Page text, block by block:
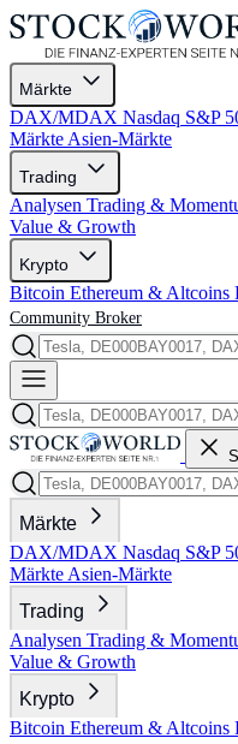
Märkte
DAX/MDAX Nasdaq S&P
Märkte Asien-Märkte
Trading
Analysen Trading &
Value & Growth
Krypto
Bitcoin Ethereum & Altcoins
Community Broker
Märkte
DAX/MDAX Nasdaq S&P
Märkte Asien-Märkte
Trading
Analysen Trading &
Value & Growth
Krypto
Bitcoin Ethereum & Altcoins